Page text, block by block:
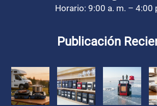
Horario: 9:00 a. m. – 4:00
Publicación